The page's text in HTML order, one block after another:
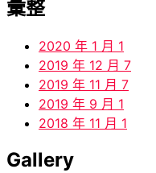
彙整
2020 年 1 月 1
2019 年 12 月 7
2019 年 11 月 7
2019 年 9 月 1
2018 年 11 月 1
Gallery